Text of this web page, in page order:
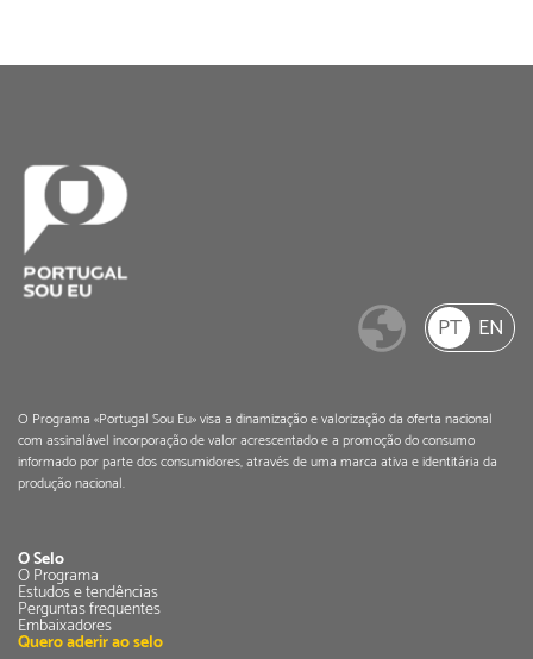
PT EN
O Programa «Portugal Sou Eu» visa a dinamização e valorização da oferta nacional
com assinalável incorporação de valor acrescentado e a promoção do consumo
informado por parte dos consumidores, através de uma marca ativa e identitária da
produção nacional.
O Selo
O Programa
Estudos e tendências
Perguntas frequentes
Embaixadores
Quero aderir ao selo